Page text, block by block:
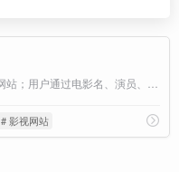
# 影视网站